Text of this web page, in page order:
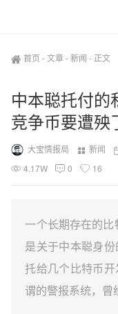
首页 -文章-新闻 - 正文
中本聪托付的
竞争币要遭殃
大宝情报局 新闻
4.17W
0 16
一个长期存在的
是关于中本聪身
托给几个比特币
谓的警报系统，曾